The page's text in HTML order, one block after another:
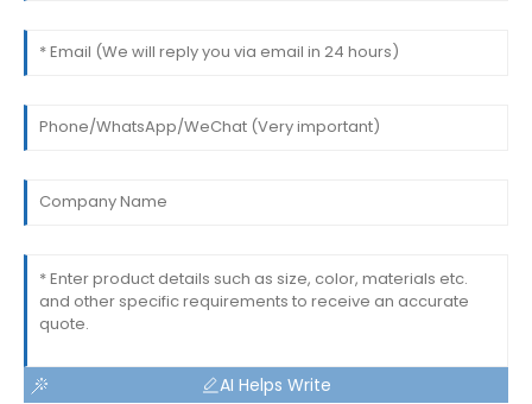
AI Helps Write